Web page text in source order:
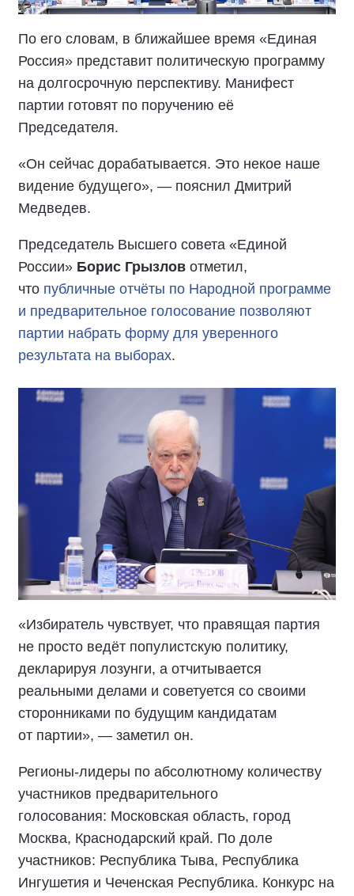
По его словам, в ближайшее время «Единая
Россия» представит политическую программу
на долгосрочную перспективу. Манифест
партии готовят по поручению её
Председателя.
«Он сейчас дорабатывается. Это некое наше
видение будущего», — пояснил Дмитрий
Медведев.
Председатель Высшего совета «Единой
России» Борис Грызлов отметил,
что публичные отчёты по Народной программе
и предварительное голосование позволяют
партии набрать форму для уверенного
результата на выборах.
«Избиратель чувствует, что правящая партия
не просто ведёт популистскую политику,
декларируя лозунги, а отчитывается
реальными делами и советуется со своими
сторонниками по будущим кандидатам
от партии», — заметил он.
Регионы-лидеры по абсолютному количеству
участников предварительного
голосования: Московская область, город
Москва, Краснодарский край. По доле
участников: Республика Тыва, Республика
Ингушетия и Чеченская Республика. Конкурс на